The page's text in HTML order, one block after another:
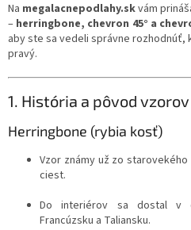
Na megalacnepodlahy.skvám
– herringbone, chevron 45° a
aby ste sa vedeli správne
pravý.
1. História a pôvod vzorov
Herringbone (rybia kosť)
Vzor známy už zo
ciest.
Do interiérov sa dostal v
Francúzsku a Taliansku.